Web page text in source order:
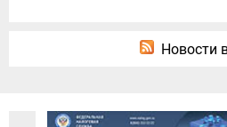
Новости